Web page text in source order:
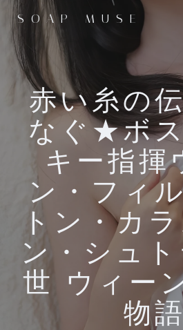
ツ
へ
ス
キ
ッ
プ
SOAP MUSE
赤い糸の
なぐ★ボ
キー指揮
ン・フィ
トン・カ
ン・シュ
世 ウィー
物